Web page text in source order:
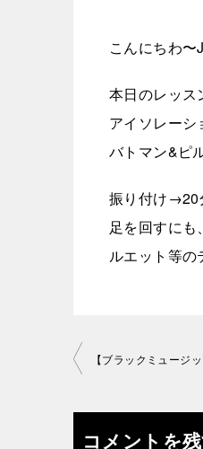
こんにちわ
本日のレッス
アイソレー
バトマン&ピ
振り付け→20
足を回すに
ルエット等
投
ナ
【ブラックミュージ
コメントを